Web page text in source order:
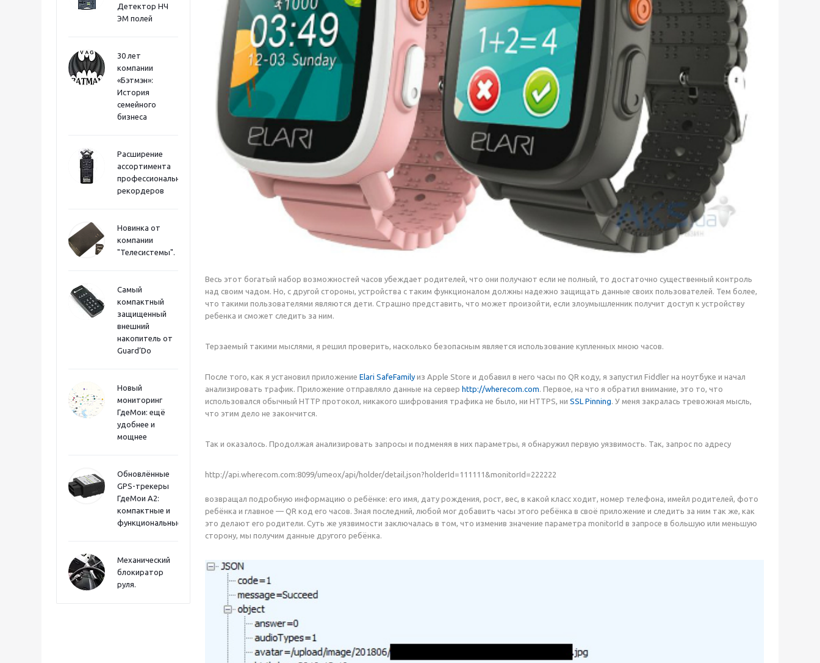
Детектор НЧ
ЭМ полей
30 лет
компании
«Бэтмэн»:
История
семейного
бизнеса
Расширение
ассортимента
профессиональных
рекордеров
Новинка от
компании
"Телесистемы".
Самый
компактный
защищенный
внешний
накопитель от
Guard’Do
Новый
мониторинг
ГдеМои: ещё
удобнее и
мощнее
Обновлённые
GPS-трекеры
ГдеМои А2:
компактные и
функциональные
Механический
блокиратор
руля.
Весь этот богатый набор возможностей часов убеждает родителей, что они получают если не полный, то достаточно существенный контроль
над своим чадом. Но, с другой стороны, устройства с таким функционалом должны надежно защищать данные своих пользователей. Тем более,
что такими пользователями являются дети. Страшно представить, что может произойти, если злоумышленник получит доступ к устройству
ребенка и сможет следить за ним.
Терзаемый такими мыслями, я решил проверить, насколько безопасным является использование купленных мною часов.
После того, как я установил приложение Elari SafeFamily из Apple Store и добавил в него часы по QR коду, я запустил Fiddler на ноутбуке и начал
анализировать трафик. Приложение отправляло данные на сервер http://wherecom.com . Первое, на что я обратил внимание, это то, что
использовался обычный HTTP протокол, никакого шифрования трафика не было, ни HTTPS, ни SSL Pinning . У меня закралась тревожная мысль,
что этим дело не закончится.
Так и оказалось. Продолжая анализировать запросы и подменяя в них параметры, я обнаружил первую уязвимость. Так, запрос по адресу
http://api.wherecom.com:8099/umeox/api/holder/detail.json?holderId=111111&monitorId=222222
возвращал подробную информацию о ребёнке: его имя, дату рождения, рост, вес, в какой класс ходит, номер телефона, имейл родителей, фото
ребёнка и главное — QR код его часов. Зная последний, любой мог добавить часы этого ребёнка в своё приложение и следить за ним так же, как
это делают его родители. Суть же уязвимости заключалась в том, что изменив значение параметра monitorId в запросе в большую или меньшую
сторону, мы получим данные другого ребёнка.